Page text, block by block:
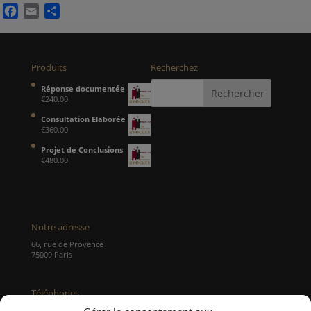
Facebook
Email
Produits
Réponse documentée
€240.00
Consultation Elaborée
€360.00
Projet de Conclusions
€480.00
Recherchez
Notre adresse
66, rue de Provence
75009 Paris
Téléphones